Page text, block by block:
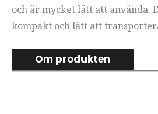
och är mycket lätt att använda.
kompakt och lätt att
Om produkten